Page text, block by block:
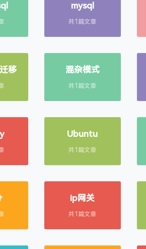
mysql
共1篇文章
移 混杂模式
共1篇文章
Ubuntu
共1篇文章
ip网关
共1篇文章